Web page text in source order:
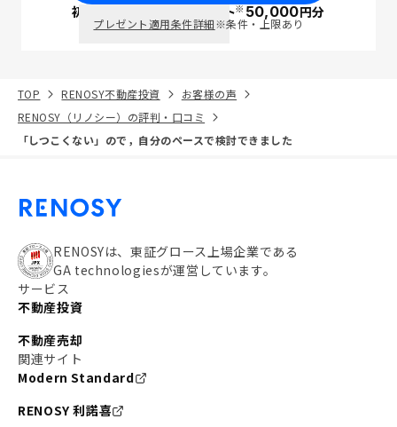
初回面談で ポイント※50,000円分
プレゼント適用条件詳細※条件・上限あり
TOP RENOSY不動産投資
お客様の声
RENOSY（リノシー）の評判・口コミ
「しつこくない」ので，自分のペースで検討できました
RENOSYは、東証グロース上場企業である
GA technologiesが運営しています。
サービス
不動産投資
不動産売却
関連サイト
Modern Standard
RENOSY 利諾喜